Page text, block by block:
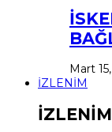
Mart
İZLENİM
İZLENİM